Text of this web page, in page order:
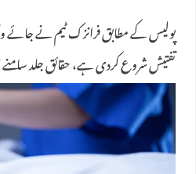
پولیس کے مطابق فرانزک ٹیم نے جائے
تفتیش شروع کردی ہے، حقائق جلد